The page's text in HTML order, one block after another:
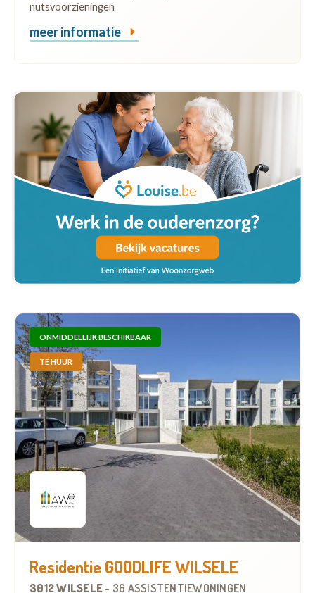
nutsvoorzieningen
meer informatie
ONMIDDELLIJK BESCHIKBAAR
TE HUUR
Residentie GOODLIFE WILSELE
3012 WILSELE - 36 ASSISTENTIEWONINGEN